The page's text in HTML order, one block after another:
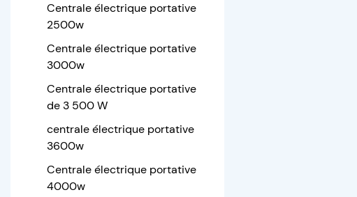
Centrale électrique portative
2500w
Centrale électrique portative
3000w
Centrale électrique portative
de 3 500 W
centrale électrique portative
3600w
Centrale électrique portative
4000w